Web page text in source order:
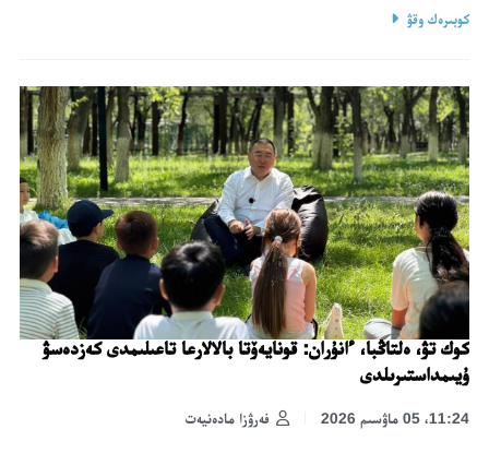
كوبىرەك وقۋ
كوك تۋ، ەلتاڭبا، ءانۇران: قونايەۆتا بالالارعا تاعىلىمدى كەزدەسۋ
ۇيىمداستىرىلدى
فەرۋزا مادەنيەت 11:24، 05 ماۋسىم 2026